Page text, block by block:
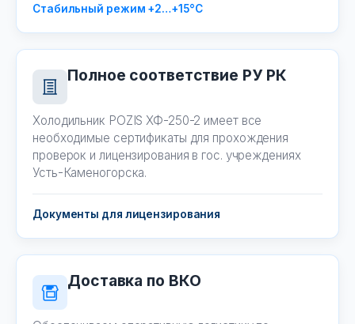
Стабильный режим +2…+15°C
Полное соответствие РУ РК
Холодильник POZIS ХФ-250-2 имеет все
необходимые сертификаты для прохождения
проверок и лицензирования в гос. учреждениях
Усть-Каменогорска.
Документы для лицензирования
Доставка по ВКО